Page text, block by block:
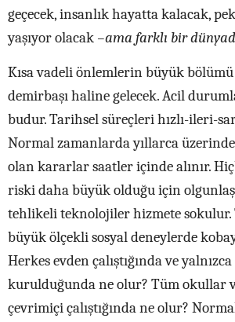
geçecek, insanlık hayatta kalacak,
yaşıyor olacak –ama farklı bir
Kısa vadeli önlemlerin büyük
demirbaşı haline gelecek. Acil
budur. Tarihsel süreçleri hızlı-ileri-
Normal zamanlarda yıllarca
olan kararlar saatler içinde alınır.
riski daha büyük olduğu için
tehlikeli teknolojiler hizmete sokulur.
büyük ölçekli sosyal deneylerde
Herkes evden çalıştığında ve
kurulduğunda ne olur? Tüm okullar
çevrimiçi çalıştığında ne olur?